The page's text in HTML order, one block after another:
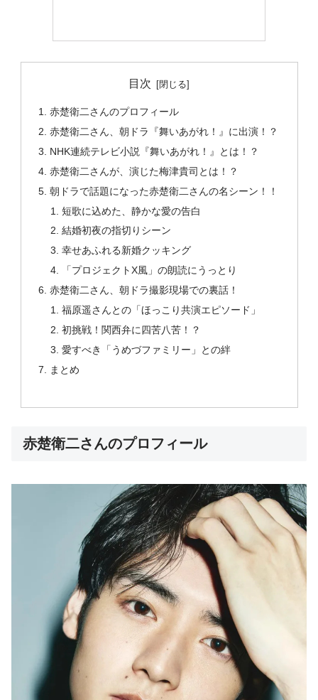
目次
赤楚衛二さんのプロフィール
赤楚衛二さん、朝ドラ『舞いあがれ！』に出演！？
NHK連続テレビ小説『舞いあがれ！』とは！？
赤楚衛二さんが、演じた梅津貴司とは！？
朝ドラで話題になった赤楚衛二さんの名シーン！！
短歌に込めた、静かな愛の告白
結婚初夜の指切りシーン
幸せあふれる新婚クッキング
「プロジェクトX風」の朗読にうっとり
赤楚衛二さん、朝ドラ撮影現場での裏話！
福原遥さんとの「ほっこり共演エピソード」
初挑戦！関西弁に四苦八苦！？
愛すべき「うめづファミリー」との絆
まとめ
赤楚衛二さんのプロフィール